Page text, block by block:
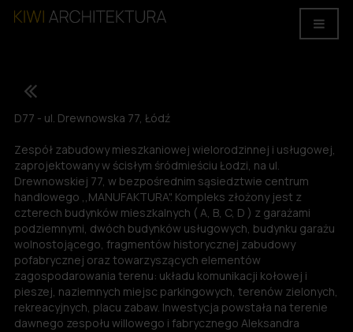
D77 - ul. Drewnowska 77, Łódź
Zespół zabudowy mieszkaniowej wielorodzinnej i usługowej,
zaprojektowany w ścisłym śródmieściu Łodzi, na ul.
Drewnowskiej 77, w bezpośrednim sąsiedztwie centrum
handlowego ,,MANUFAKTURA". Kompleks złożony jest z
czterech budynków mieszkalnych ( A, B, C, D ) z garażami
podziemnymi, dwóch budynków usługowych, budynku garażu
wolnostojącego, fragmentów historycznej zabudowy
pofabrycznej oraz towarzyszących elementów
zagospodarowania terenu: układu komunikacji kołowej i
pieszej, naziemnych miejsc parkingowych, terenów zielonych,
rekreacyjnych, placu zabaw. Inwestycja powstała na terenie
dawnego zespołu willowego i fabrycznego Aleksandra